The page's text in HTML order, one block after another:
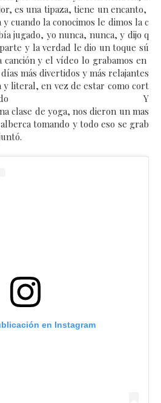
es una tipaza, tiene un encanto,
cuando la conocimos le dimos la c
jugado, yo nunca, nunca, y dijo q
y la verdad le dio un toque sú
y el vídeo lo grabamos en
más divertidos y más relajantes
y literal, en vez de estar como cort
Y
clase de yoga, nos dieron un mas
tomando y todo eso se grab
en Instagram